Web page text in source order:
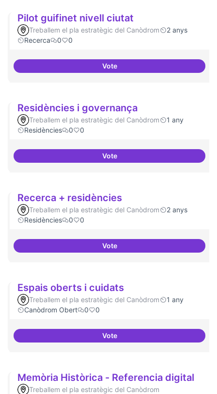
Pilot guifinet nivell ciutat
Treballem el pla estratègic del Canòdrom
2 anys
Recerca
0 0
VotePilot guifinet nivell ciutat
Residències i governança
Treballem el pla estratègic del Canòdrom
1 any
Residències
0 0
VoteResidències i governança
Recerca + residències
Treballem el pla estratègic del Canòdrom
2 anys
Residències
0 0
VoteRecerca + residències
Espais oberts i cuidats
Treballem el pla estratègic del Canòdrom
1 any
Canòdrom Obert
0 0
VoteEspais oberts i cuidats
Memòria Històrica - Referencia digital
Treballem el pla estratègic del Canòdrom